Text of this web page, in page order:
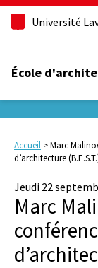
Université
École
Accueil >Marc
d’architecture
Jeudi 22
Marc